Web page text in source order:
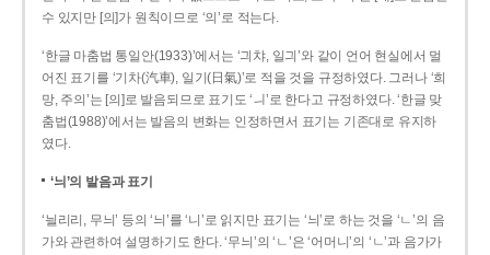
수 있지만 [의]가 원칙이므로 ‘의’로 적는다.
‘한글 마춤법 통일안(1933)’에서는 ‘긔챠, 일긔’와 같이 언어 현실에서 멀
어진 표기를 ‘기차(汽車), 일기(日氣)’로 적을 것을 규정하였다. 그러나 ‘희
망, 주의’는 [의]로 발음되므로 표기도 ‘ㅢ’로 한다고 규정하였다. ‘한글 맞
춤법(1988)’에서는 발음의 변화는 인정하면서 표기는 기존대로 유지하
였다.
‘늬’의 발음과 표기
‘늴리리, 무늬’ 등의 ‘늬’를 ‘니’로 읽지만 표기는 ‘늬’로 하는 것을 ‘ㄴ’의 음
가와 관련하여 설명하기도 한다. ‘무늬’의 ‘ㄴ’은 ‘어머니’의 ‘ㄴ’과 음가가